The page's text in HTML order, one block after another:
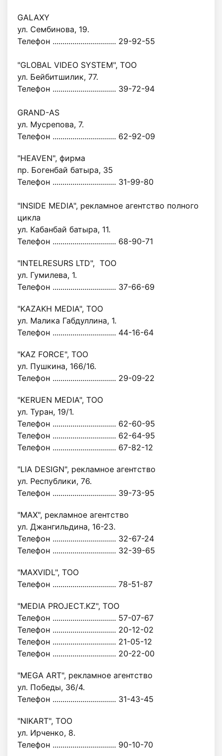
GALAXY
ул. Сембинова, 19.
Телефон ................................ 29-92-55
"GLOBAL VIDEO SYSTEM", ТОО
ул. Бейбитшилик, 77.
Телефон ................................ 39-72-94
GRAND-AS
ул. Мусрепова, 7.
Телефон ................................ 62-92-09
"HEAVEN", фирма
пр. Богенбай батыра, 35
Телефон ................................ 31-99-80
"INSIDE MEDIA", рекламное агентство полного
цикла
ул. Кабанбай батыра, 11.
Телефон ................................ 68-90-71
"INTELRESURS LTD", ТОО
ул. Гумилева, 1.
Телефон ................................ 37-66-69
"KAZAKH MEDIA", ТОО
ул. Малика Габдуллина, 1.
Телефон ................................ 44-16-64
"KAZ FORCE", ТОО
ул. Пушкина, 166/16.
Телефон ................................ 29-09-22
"KERUEN MEDIA", ТОО
ул. Туран, 19/1.
Телефон ................................ 62-60-95
Телефон ................................ 62-64-95
Телефон ................................ 67-82-12
"LIA DESIGN", рекламное агентство
ул. Республики, 76.
Телефон ................................ 39-73-95
"МАХ", рекламное агентство
ул. Джангильдина, 16-23.
Телефон ................................ 32-67-24
Телефон ................................ 32-39-65
"MAXVIDL", ТОО
Телефон ................................ 78-51-87
"MEDIA PROJECT.KZ", ТОО
Телефон ................................ 57-07-67
Телефон ................................ 20-12-02
Телефон ................................ 21-05-12
Телефон ................................ 20-22-00
"MEGA ART", рекламное агентство
ул. Победы, 36/4.
Телефон ................................ 31-43-45
"NIKART", ТОО
ул. Ирченко, 8.
Телефон ................................ 90-10-70